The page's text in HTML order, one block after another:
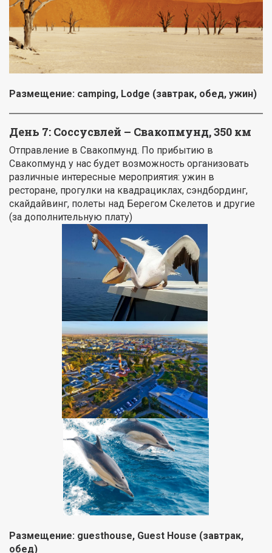
Размещение: camping, Lodge (завтрак, обед, ужин)
День 7: Соссусвлей – Свакопмунд, 350 км
Отправление в Свакопмунд. По прибытию в
Свакопмунд у нас будет возможность организовать
различные интересные мероприятия: ужин в
ресторане, прогулки на квадрациклах, сэндбординг,
скайдайвинг, полеты над Берегом Скелетов и другие
(за дополнительную плату)
Размещение: guesthouse, Guest House (завтрак,
обед)